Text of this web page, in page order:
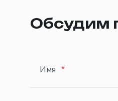
Обсудим
Имя